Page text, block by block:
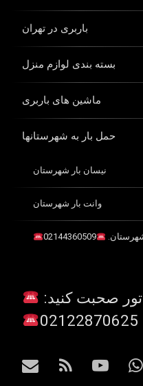
باربری در تهران
بسته بندی لوازم منزل
ماشین های باربری
حمل بار به شهرستانها
نیسان بار شهرستان
وانت بار شهرستان
02144360509
صحبت کنید:
02122870625
واتس آپیوتیوبآر اس